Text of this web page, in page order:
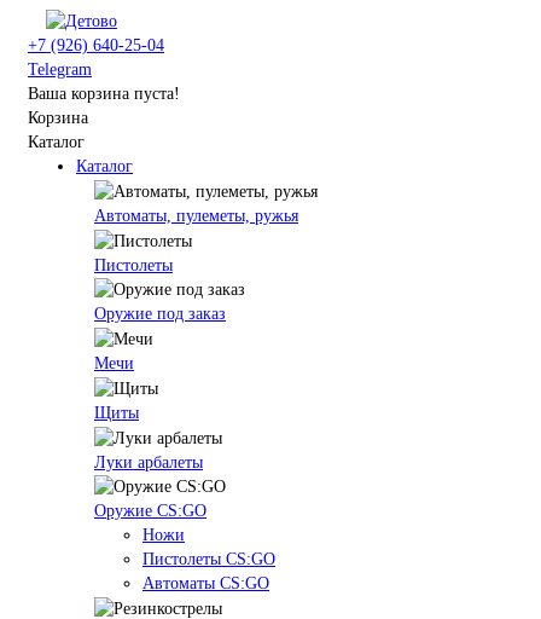
+7 (926) 640-25-04
Telegram
Ваша корзина пуста!
Корзина
Каталог
Каталог
Автоматы, пулеметы, ружья
Пистолеты
Оружие под заказ
Мечи
Щиты
Луки арбалеты
Оружие CS:GO
Ножи
Пистолеты CS:GO
Автоматы CS:GO